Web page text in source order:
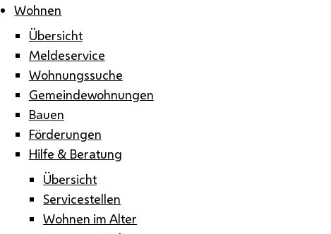
Wohnen
Übersicht
Meldeservice
Wohnungssuche
Gemeindewohnungen
Bauen
Förderungen
Hilfe & Beratung
Übersicht
Servicestellen
Wohnen im Alter